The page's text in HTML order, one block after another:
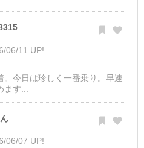
06/11 UP!
。今日は珍しく一番乗り。早速
す...
06/07 UP!